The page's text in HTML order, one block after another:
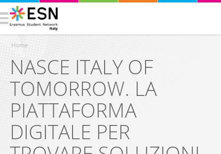
Tu sei qui
Home
NASCE ITALY OF
TOMORROW. LA
PIATTAFORMA
DIGITALE PER